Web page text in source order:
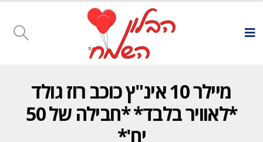
מיילר 10 אינ"ץ כוכב רוז גולד
*לאוויר בלבד* *חבילה של 50
יח'*